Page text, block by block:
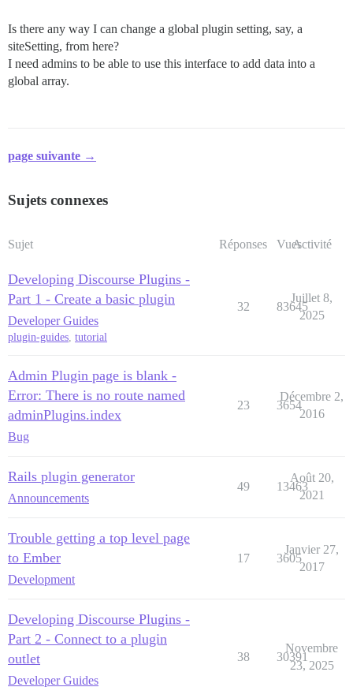
Is there any way I can change a global plugin setting, say, a
siteSetting, from here?
I need admins to be able to use this interface to add data into a
global array.
page suivante →
Sujets connexes
Sujet Réponses VuesActivité
Developing Discourse Plugins -
Part 1 - Create a basic plugin
Developer Guides
plugin-guides, tutorial
32 83645
Juillet 8,
2025
Admin Plugin page is blank -
Error: There is no route named
adminPlugins.index
Bug
23 3654
Décembre 2,
2016
Rails plugin generator
Announcements
49 13463
Août 20,
2021
Trouble getting a top level page
to Ember
Development
17 3605
Janvier 27,
2017
Developing Discourse Plugins -
Part 2 - Connect to a plugin
outlet
Developer Guides
38 30391
Novembre
23, 2025